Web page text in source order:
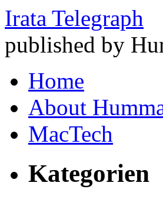
Irata Telegraph
published by
Home
About
MacTech
Kategorien